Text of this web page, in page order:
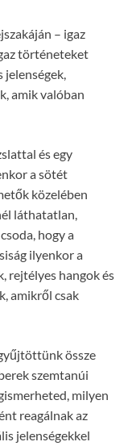
– igaz
történeteket
amik valóban
és egy
a sötét
közelében
láthatatlan,
hogy a
ilyenkor a
rejtélyes hangok és
amikről csak
össze
szemtanúi
milyen
reagálnak az
jelenségekkel